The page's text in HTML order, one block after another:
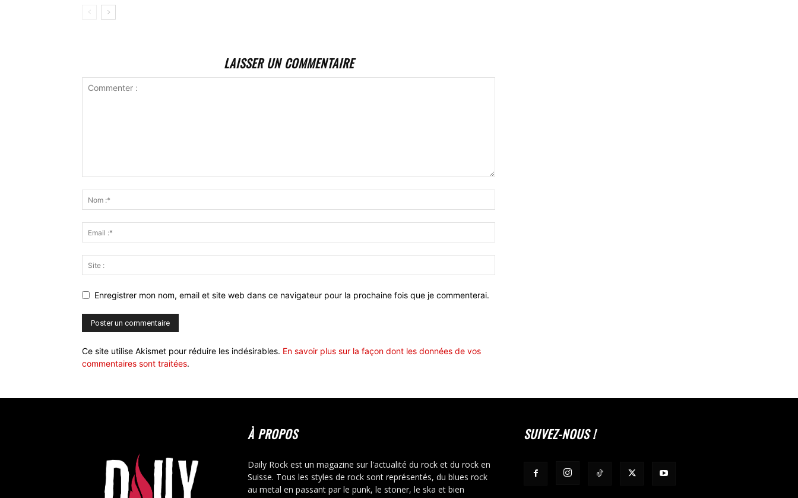
LAISSER UN COMMENTAIRE
Enregistrer mon nom, email et site web dans ce navigateur pour la prochaine fois que je commenterai.
Ce site utilise Akismet pour réduire les indésirables. En savoir plus sur la façon dont les données de vos
commentaires sont traitées.
À PROPOS
Daily Rock est un magazine sur l'actualité du rock et du rock en
Suisse. Tous les styles de rock sont représentés, du blues rock
au metal en passant par le punk, le stoner, le ska et bien
SUIVEZ-NOUS !